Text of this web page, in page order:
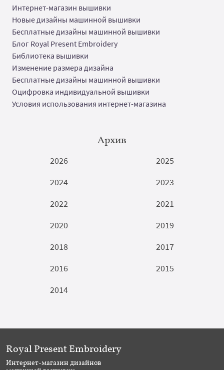
Интернет-магазин вышивки
Новые дизайны машинной вышивки
Бесплатные дизайны машинной вышивки
Блог Royal Present Embroidery
Библиотека вышивки
Изменение размера дизайна
Бесплатные дизайны машинной вышивки
Оцифровка индивидуальной вышивки
Условия использования интернет-магазина
Архив
2026
2025
2024
2023
2022
2021
2020
2019
2018
2017
2016
2015
2014
Royal Present Embroidery
Интернет-магазин дизайнов